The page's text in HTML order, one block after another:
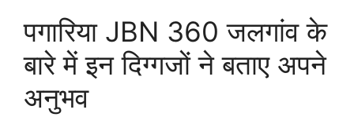
पगारिया JBN 360 जलगांव के
बारे में इन दिग्गजों ने बताए अपने
अनुभव